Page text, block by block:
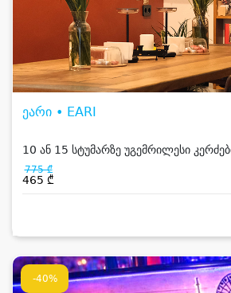
ეარი • EARI
10 ან 15 სტუმარზე უგემრილესი
775 ₾
465 ₾
-40%